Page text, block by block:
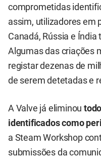
comprometidas
assim, utilizadores em
Canadá, Rússia e
Algumas das criações
registar dezenas de
de serem detetadas e
A Valve já eliminou
identificados como
a Steam Workshop
submissões da